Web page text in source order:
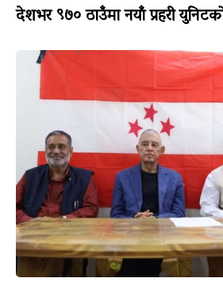
देशभर ९७० ठाउँमा नयाँ प्रहरी